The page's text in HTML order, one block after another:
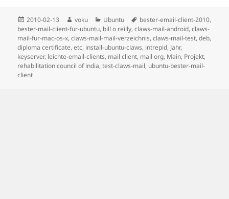
Posted
on
2010-02-13 Author
voku Categories
Ubuntu Tags
bester-email-client-2010,
bester-mail-client-fur-ubuntu, bill o reilly,claws-mail-android,claws-
mail-fur-mac-os-x,claws-mail-mail-verzeichnis,claws-mail-test,deb,
diploma certificate,etc, install-ubuntu-claws, intrepid, Jahr,
keyserver, leichte-email-clients, mail client, mail org, Main, Projekt,
rehabilitation council of india,test-claws-mail, ubuntu-bester-mail-
client